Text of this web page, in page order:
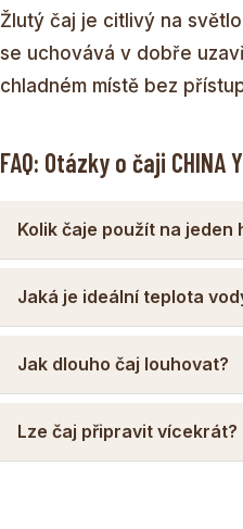
Žlutý čaj je citlivý na
se uchovává v dobře
chladném místě bez
FAQ: Otázky o čaji CHINA
Kolik čaje použít na jeden
Jaká je ideální teplota
Jak dlouho čaj louhovat?
Lze čaj připravit vícekrát?